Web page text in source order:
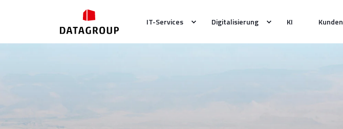
IT-Services Digitalisierung KI Kunden